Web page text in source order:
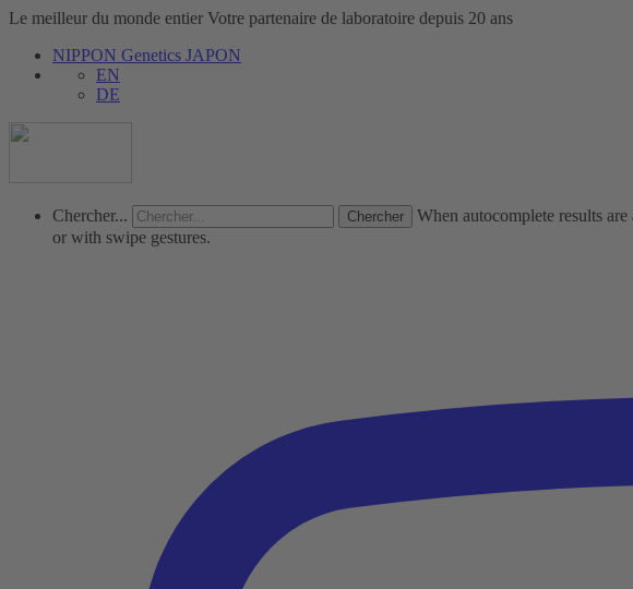
Le meilleur du monde entier Votre partenaire de laboratoire depuis 20 ans
NIPPON Genetics JAPON
EN
DE
Chercher...
When autocomplete results
or with swipe gestures.